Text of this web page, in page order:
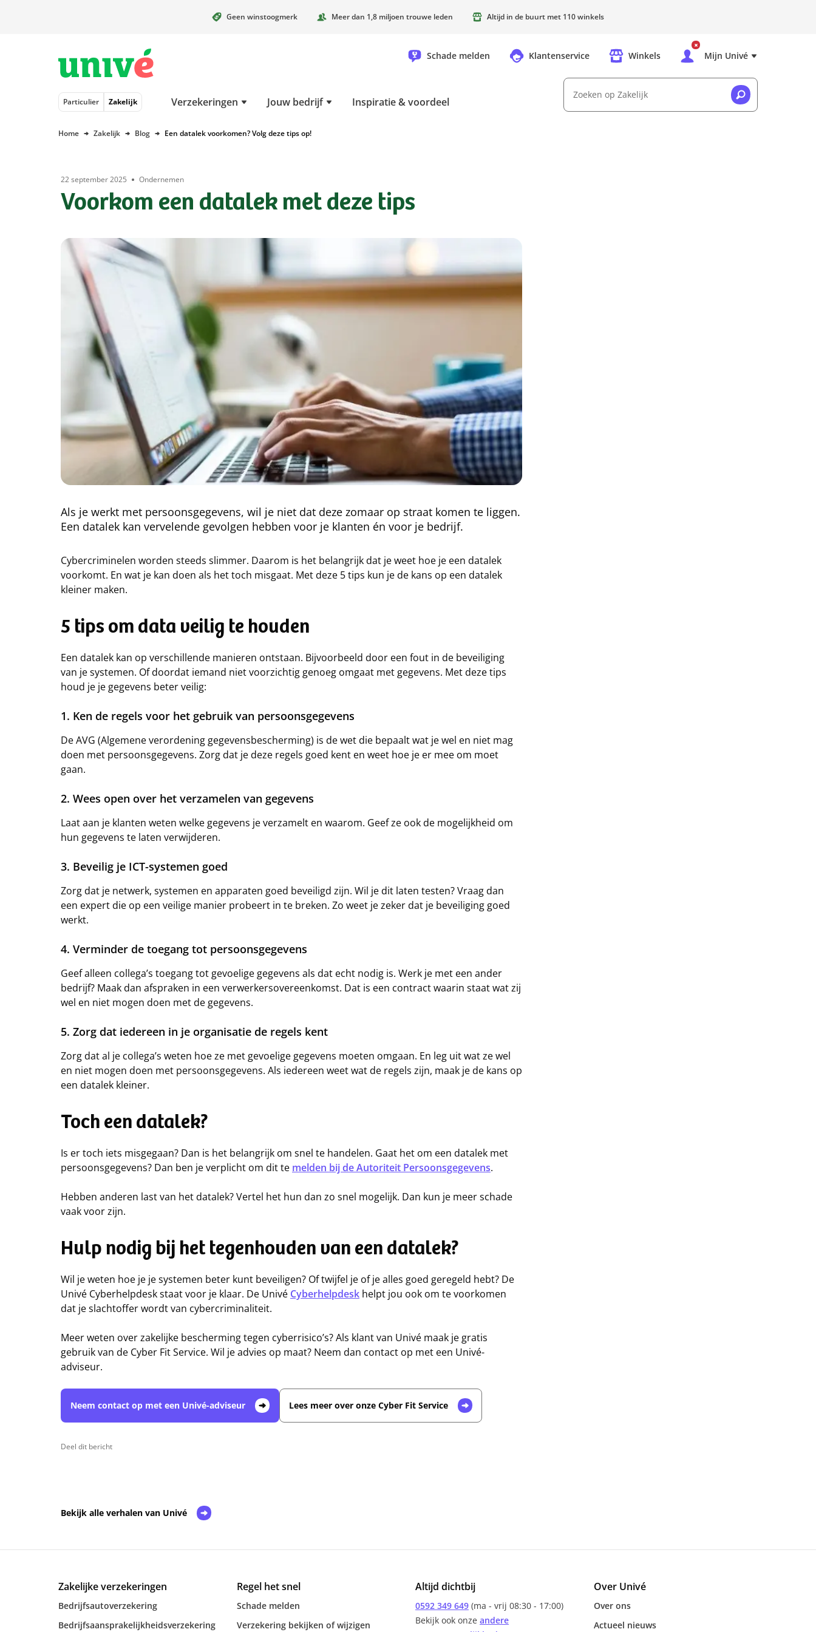
Geen winstoogmerk Meer dan 1,8 miljoen trouwe leden Altijd in de buurt met 110 winkels
Schade melden Klantenservice Winkels Mijn Univé
Particulier Zakelijk Verzekeringen Jouw bedrijf Inspiratie & voordeel
Zoeken op Zakelijk
Home Zakelijk Blog Een datalek voorkomen? Volg deze tips op!
22 september 2025 Ondernemen
Voorkom een datalek met deze tips
Als je werkt met persoonsgegevens, wil je niet dat deze zomaar op straat komen te liggen.
Een datalek kan vervelende gevolgen hebben voor je klanten én voor je bedrijf.
Cybercriminelen worden steeds slimmer. Daarom is het belangrijk dat je weet hoe je een datalek
voorkomt. En wat je kan doen als het toch misgaat. Met deze 5 tips kun je de kans op een datalek
kleiner maken.
5 tips om data veilig te houden
Een datalek kan op verschillende manieren ontstaan. Bijvoorbeeld door een fout in de beveiliging
van je systemen. Of doordat iemand niet voorzichtig genoeg omgaat met gegevens. Met deze tips
houd je je gegevens beter veilig:
1. Ken de regels voor het gebruik van persoonsgegevens
De AVG (Algemene verordening gegevensbescherming) is de wet die bepaalt wat je wel en niet mag
doen met persoonsgegevens. Zorg dat je deze regels goed kent en weet hoe je er mee om moet
gaan.
2. Wees open over het verzamelen van gegevens
Laat aan je klanten weten welke gegevens je verzamelt en waarom. Geef ze ook de mogelijkheid om
hun gegevens te laten verwijderen.
3. Beveilig je ICT-systemen goed
Zorg dat je netwerk, systemen en apparaten goed beveiligd zijn. Wil je dit laten testen? Vraag dan
een expert die op een veilige manier probeert in te breken. Zo weet je zeker dat je beveiliging goed
werkt.
4. Verminder de toegang tot persoonsgegevens
Geef alleen collega’s toegang tot gevoelige gegevens als dat echt nodig is. Werk je met een ander
bedrijf? Maak dan afspraken in een verwerkersovereenkomst. Dat is een contract waarin staat wat zij
wel en niet mogen doen met de gegevens.
5. Zorg dat iedereen in je organisatie de regels kent
Zorg dat al je collega’s weten hoe ze met gevoelige gegevens moeten omgaan. En leg uit wat ze wel
en niet mogen doen met persoonsgegevens. Als iedereen weet wat de regels zijn, maak je de kans op
een datalek kleiner.
Toch een datalek?
Is er toch iets misgegaan? Dan is het belangrijk om snel te handelen. Gaat het om een datalek met
persoonsgegevens? Dan ben je verplicht om dit te melden bij de Autoriteit Persoonsgegevens.
Hebben anderen last van het datalek? Vertel het hun dan zo snel mogelijk. Dan kun je meer schade
vaak voor zijn.
Hulp nodig bij het tegenhouden van een datalek?
Wil je weten hoe je je systemen beter kunt beveiligen? Of twijfel je of je alles goed geregeld hebt? De
Univé Cyberhelpdesk staat voor je klaar. De Univé Cyberhelpdesk helpt jou ook om te voorkomen
dat je slachtoffer wordt van cybercriminaliteit.
Meer weten over zakelijke bescherming tegen cyberrisico’s? Als klant van Univé maak je gratis
gebruik van de Cyber Fit Service. Wil je advies op maat? Neem dan contact op met een Univé-
adviseur.
Neem contact op met een Univé-adviseur Lees meer over onze Cyber Fit Service
Deel dit bericht
Bekijk alle verhalen van Univé
Zakelijke verzekeringen
Bedrijfsautoverzekering
Bedrijfsaansprakelijkheidsverzekering
Regel het snel
Schade melden
Verzekering bekijken of wijzigen
Altijd dichtbij
0592 349 649 (ma - vrij 08:30 - 17:00)
Bekijk ook onze andere
Over Univé
Over ons
Actueel nieuws